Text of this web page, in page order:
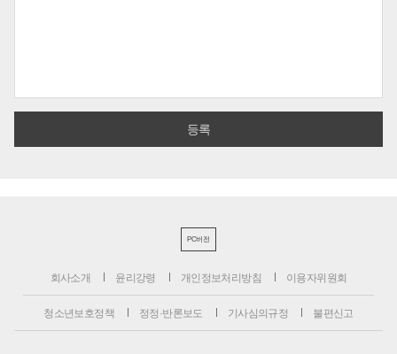
PC버전
회사소개 윤리강령 개인정보처리방침 이용자위원회
청소년보호정책 정정·반론보도 기사심의규정 불편신고